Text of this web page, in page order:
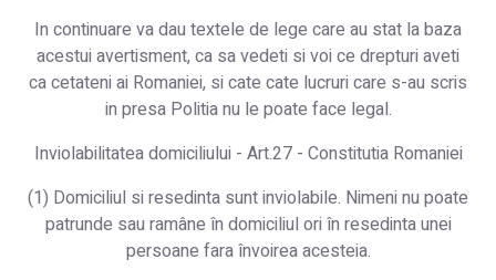
In continuare va dau textele de lege care au stat la baza
acestui avertisment, ca sa vedeti si voi ce drepturi aveti
ca cetateni ai Romaniei, si cate cate lucruri care s-au scris
in presa Politia nu le poate face legal.
Inviolabilitatea domiciliului - Art.27 - Constitutia Romaniei
(1) Domiciliul si resedinta sunt inviolabile. Nimeni nu poate
patrunde sau ramâne în domiciliul ori în resedinta unei
persoane fara învoirea acesteia.